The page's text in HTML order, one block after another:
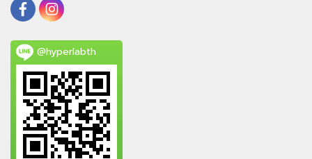
@hyperlabth